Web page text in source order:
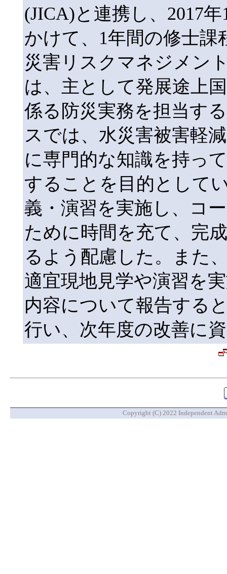
(JICA)と連携し、2017
かけて、1年間の修士
災害リスクマネジメン
は、主として発展途上
係る防災実務を担当す
スでは、水災害被害軽
に専門的な知識を持っ
することを目的として
義・演習を実施し、コ
ために時間を充て、完
るよう配慮した。また
適宜現地見学や演習を
内容について報告する
行い、次年度の改善に
Copyright (C) 2022 Independent